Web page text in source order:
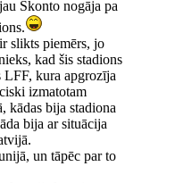
Skonto nogāja pa
slikts piemērs, jo
kad šis stadions
LFF, kura apgrozīja
izmatotam
kādas bija stadiona
bija ar situācija
un tāpēc par to